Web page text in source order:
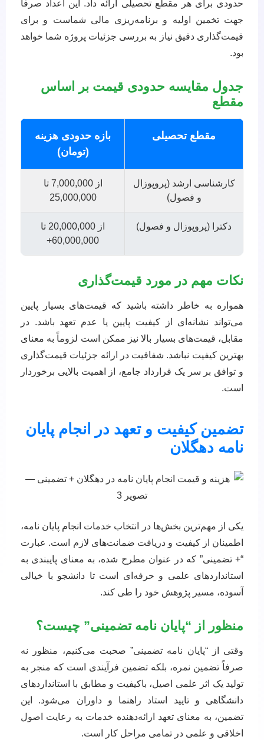
حدودی برای هر مقطع تحصیلی ارائه داد. این اعداد صرفاً
جهت تخمین اولیه و برنامه‌ریزی مالی شماست و برای
قیمت‌گذاری دقیق نیاز به بررسی جزئیات پروژه شما خواهد
بود.
جدول مقایسه حدودی قیمت بر اساس
مقطع
مقطع تحصیلی
بازه حدودی هزینه
(تومان)
کارشناسی ارشد (پروپوزال
و فصول)
از 7,000,000 تا
25,000,000
دکترا (پروپوزال و فصول)
از 20,000,000 تا
60,000,000+
نکات مهم در مورد قیمت‌گذاری
همواره به خاطر داشته باشید که قیمت‌های بسیار پایین
می‌تواند نشانه‌ای از کیفیت پایین یا عدم تعهد باشد. در
مقابل، قیمت‌های بسیار بالا نیز ممکن است لزوماً به معنای
بهترین کیفیت نباشد. شفافیت در ارائه جزئیات قیمت‌گذاری
و توافق بر سر یک قرارداد جامع، از اهمیت بالایی برخوردار
است.
تضمین کیفیت و تعهد در انجام پایان
نامه دهگلان
یکی از مهم‌ترین بخش‌ها در انتخاب خدمات انجام پایان نامه،
اطمینان از کیفیت و دریافت ضمانت‌های لازم است. عبارت
“+ تضمینی” که در عنوان مطرح شده، به معنای پایبندی به
استانداردهای علمی و حرفه‌ای است تا دانشجو با خیالی
آسوده، مسیر پژوهش خود را طی کند.
منظور از “پایان نامه تضمینی” چیست؟
وقتی از “پایان نامه تضمینی” صحبت می‌کنیم، منظور نه
صرفاً تضمین نمره، بلکه تضمین فرآیندی است که منجر به
تولید یک اثر علمی اصیل، باکیفیت و مطابق با استانداردهای
دانشگاهی و تایید استاد راهنما و داوران می‌شود. این
تضمین، به معنای تعهد ارائه‌دهنده خدمات به رعایت اصول
اخلاقی و علمی در تمامی مراحل کار است.